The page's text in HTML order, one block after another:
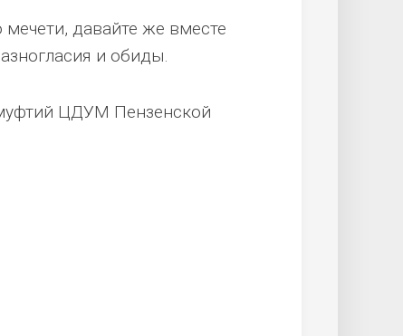
давайте же вместе
и обиды.
ЦДУМ Пензенской